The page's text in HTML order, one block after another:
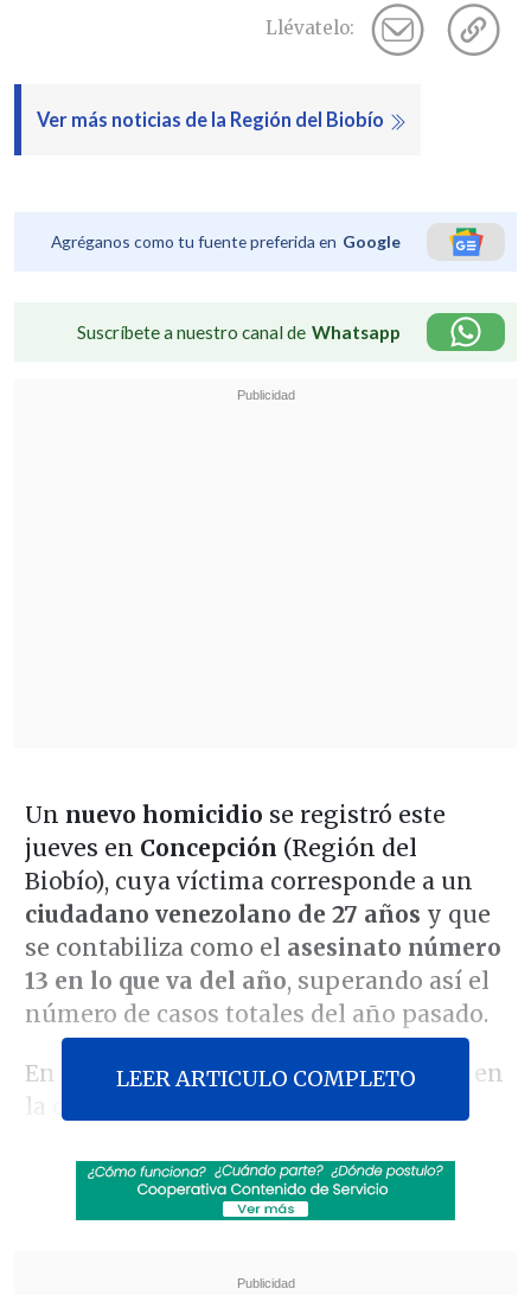
Llévatelo:
Ver más noticias de la Región del Biobío
Agréganos como tu fuente preferida en Google
Suscríbete a nuestro canal de Whatsapp
Un nuevo homicidio se registró este
jueves en Concepción (Región del
Biobío), cuya víctima corresponde a un
ciudadano venezolano de 27 años y que
se contabiliza como el asesinato número
13 en lo que va del año, superando así el
número de casos totales del año pasado.
En 2024, se registraron 12 homicidios
en
la capital penquista, por lo que este
fallecido fue baleado reiteradas veces
Castellón- preocupa a las
LEER ARTICULO COMPLETO